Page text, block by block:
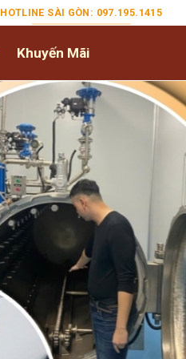
HOTLINE SÀI GÒN: 097.195.1415
Khuyến Mãi